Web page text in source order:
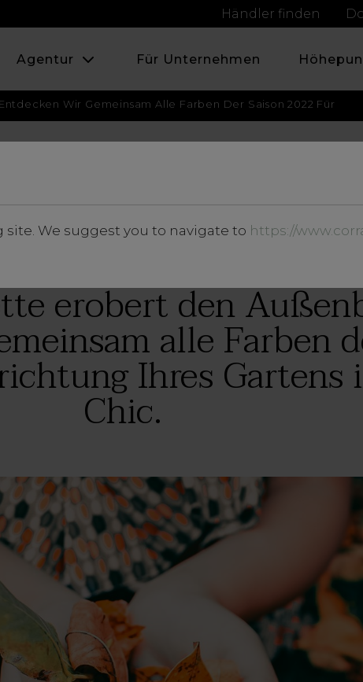
We suggest you to navigate to https://
Händler finden
Agentur Für Unternehmen
Wir Gemeinsam Alle Farben Der Saison 2022 Für
erobert den
alle Farben
Ihres Gartens
Chic.